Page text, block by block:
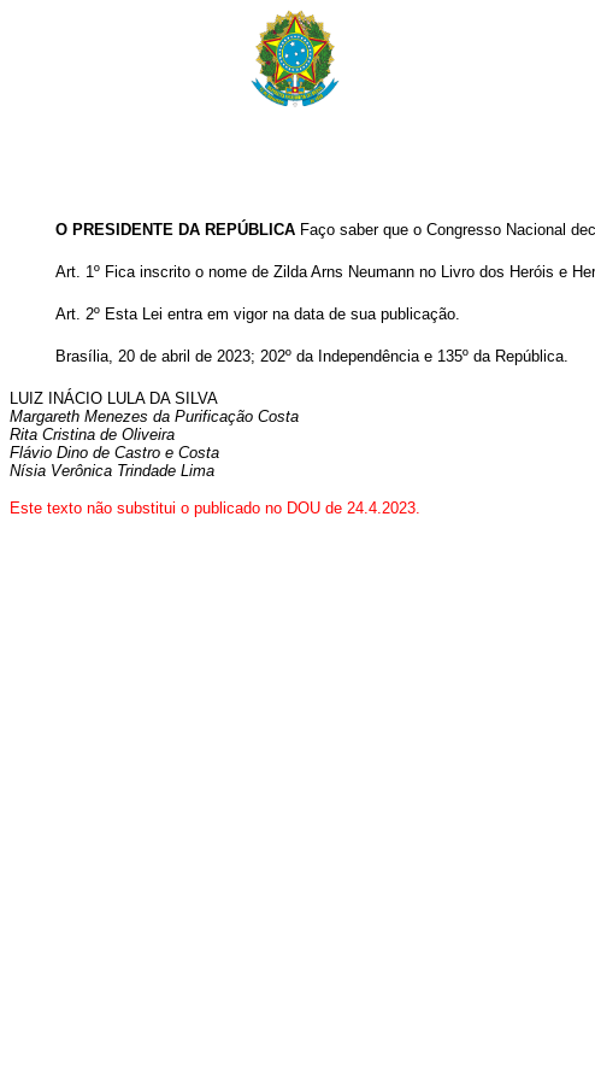
O PRESIDENTE DA REPÚBLICA Faço saber que o Congresso Nacional
Art. 1º Fica inscrito o nome de Zilda Arns Neumann no Livro dos Heróis e
Art. 2º Esta Lei entra em vigor na data de sua publicação.
Brasília, 20 de abril de 2023; 202º da Independência e 135º da República.
LUIZ INÁCIO LULA DA SILVA
Margareth Menezes da Purificação Costa
Rita Cristina de Oliveira
Flávio Dino de Castro e Costa
Nísia Verônica Trindade Lima
Este texto não substitui o publicado no DOU de 24.4.2023.